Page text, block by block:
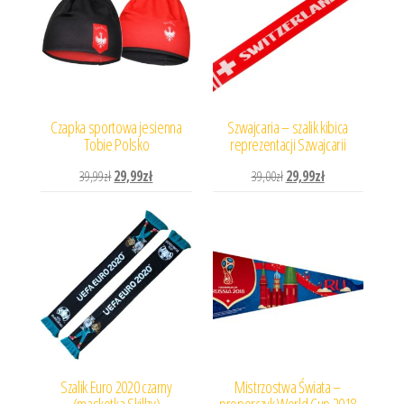
Czapka sportowa jesienna
Tobie Polsko
39,99złPierwotna cena wynosiła: 39,99zł.
29,99złAktualna cena wynosi: 29,99zł.
Szwajcaria – szalik kibica
reprezentacji Szwajcarii
39,00zł Pierwotna cena wynosiła:
29,99złAktualna cena
Szalik Euro 2020 czarny Mistrzostwa Świata –